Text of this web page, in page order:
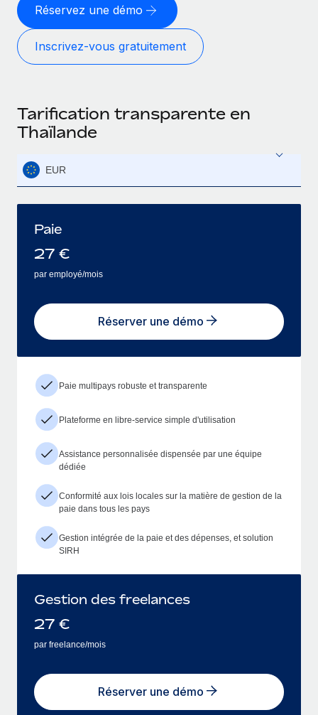
Réservez une démo
Inscrivez‑vous gratuitement
Tarification transparente en
Thaïlande
EUR
Paie
27 €
par employé/mois
Réserver une démo
Paie multipays robuste et transparente
Plateforme en libre-service simple d'utilisation
Assistance personnalisée dispensée par une équipe
dédiée
Conformité aux lois locales sur la matière de gestion de la
paie dans tous les pays
Gestion intégrée de la paie et des dépenses, et solution
SIRH
Gestion des freelances
27 €
par freelance/mois
Réserver une démo